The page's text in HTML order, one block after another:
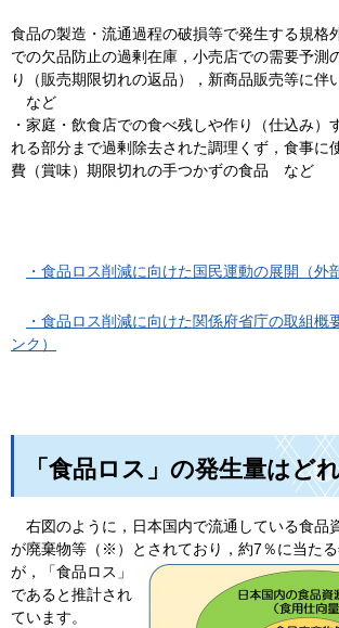
食品の製造・流通過程の破損等で発生する規格
での欠品防止の過剰在庫，小売店での需要予測
り（販売期限切れの返品），新商品販売等に伴
など
・家庭・飲食店での食べ残しや作り（仕込み）
れる部分まで過剰除去された調理くず，食事に
費（賞味）期限切れの手つかずの食品
など
・食品ロス削減に向けた国民運動の展開（外
・食品ロス削減に向けた関係府省庁の取組概
ンク）
「食品ロス」の発生量はど
右図のように，日本国内で流通している食品
が廃棄物等（※）とされており，約7％に当た
が，
「食品ロス」
であると推計され
ています。